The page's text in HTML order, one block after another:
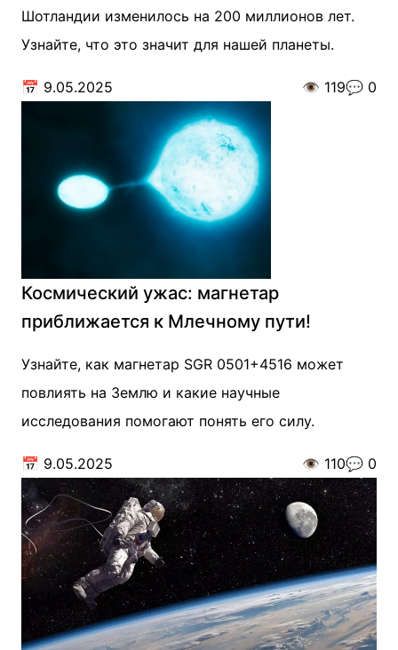
Шотландии изменилось на 200 миллионов лет.
Узнайте, что это значит для нашей планеты.
📅 9.05.2025 👁️ 119💬 0
Космический ужас: магнетар
приближается к Млечному пути!
Узнайте, как магнетар SGR 0501+4516 может
повлиять на Землю и какие научные
исследования помогают понять его силу.
📅 9.05.2025 👁️ 110💬 0